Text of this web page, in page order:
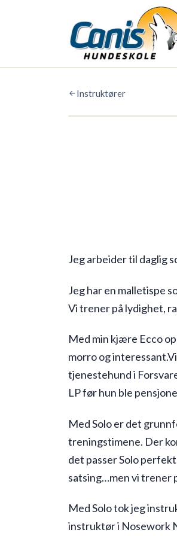
Instruktører
Jeg arbeider til daglig
Jeg har en malletispe
Vi trener på lydighet,
Med min kjære Ecco
morro og
tjenestehund i
LP før hun ble
Med Solo er det
treningstimene. Der
det passer Solo
satsing…men vi trener
Med Solo tok jeg
instruktør i Nosework